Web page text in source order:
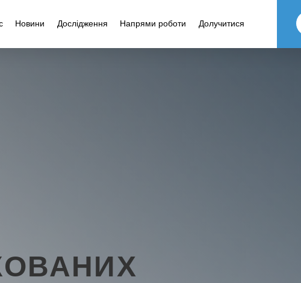
Новини Дослідження Напрями роботи Долучитися